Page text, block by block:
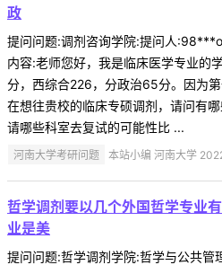
政
提问问题:调剂咨询学院:提问人
内容:老师您好，我是临床医学专业的
分，西综合226，分政治65分。因为
在想往贵校的临床专硕调剂，请问有
请哪些科室去复试的可能性比 ...
河南大学考研问题 本站小编 河南大学
哲学调剂要以几个外国哲学专业
业是美
提问问题:哲学调剂学院:哲学与公共